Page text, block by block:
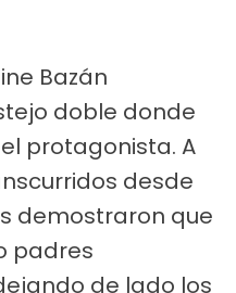
Bazán
doble donde
protagonista. A
desde
demostraron que
padres
de lado los